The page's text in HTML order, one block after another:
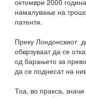
октомври 2000
намалување на
патенти.
Преку Лондонскиот
обврзуваат да се
од барањето за
да се поднесат на
Тоа, во пракса,